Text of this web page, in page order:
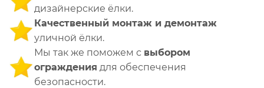
дизайнерские ёлки.
Качественный монтаж и демонтаж
уличной ёлки.
Мы так же поможем с выбором
ограждения для обеспечения
безопасности.